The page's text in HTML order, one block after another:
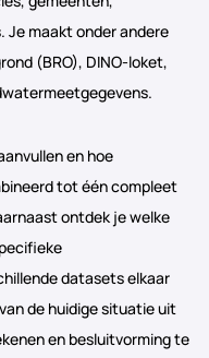
Je maakt onder andere
(BRO), DINO-loket,
en hoe
tot één compleet
ontdek je welke
datasets elkaar
de huidige situatie uit
en besluitvorming te